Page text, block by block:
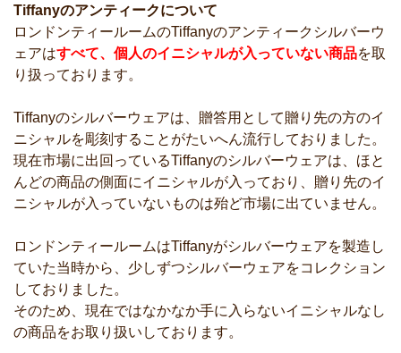
Tiffanyのアンティークについて
ロンドンティールームのTiffanyのアンティークシルバーウ
ェアはすべて、個人のイニシャルが入っていない商品を取
り扱っております。
Tiffanyのシルバーウェアは、贈答用として贈り先の方のイ
ニシャルを彫刻することがたいへん流行しておりました。
現在市場に出回っているTiffanyのシルバーウェアは、ほと
んどの商品の側面にイニシャルが入っており、贈り先のイ
ニシャルが入っていないものは殆ど市場に出ていません。
ロンドンティールームはTiffanyがシルバーウェアを製造し
ていた当時から、少しずつシルバーウェアをコレクション
しておりました。
そのため、現在ではなかなか手に入らないイニシャルなし
の商品をお取り扱いしております。